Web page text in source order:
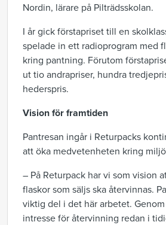
Nordin, lärare på Pilträdsskolan.
I år gick förstapriset till en
spelade in ett radioprogram med
kring pantning. Förutom
ut tio andrapriser, hundra
hederspris.
Vision för framtiden
Pantresan ingår i Returpacks
att öka medvetenheten kring
– På Returpack har vi som vision
flaskor som säljs ska återvinnas.
viktig del i det här arbetet.
intresse för återvinning redan i